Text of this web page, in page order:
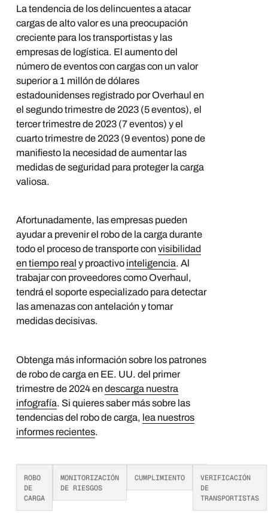
La tendencia de los delincuentes a atacar
cargas de alto valor es una preocupación
creciente para los transportistas y las
empresas de logística. El aumento del
número de eventos con cargas con un valor
superior a 1 millón de dólares
estadounidenses registrado por Overhaul en
el segundo trimestre de 2023 (5 eventos), el
tercer trimestre de 2023 (7 eventos) y el
cuarto trimestre de 2023 (9 eventos) pone de
manifiesto la necesidad de aumentar las
medidas de seguridad para proteger la carga
valiosa.
Afortunadamente, las empresas pueden
ayudar a prevenir el robo de la carga durante
todo el proceso de transporte convisibilidad
en tiempo real y proactivo inteligencia. Al
trabajar con proveedores como Overhaul,
tendrá el soporte especializado para detectar
las amenazas con antelación y tomar
medidas decisivas.
Obtenga más información sobre los patrones
de robo de carga en EE. UU. del primer
trimestre de 2024 endescarga nuestra
infografía. Si quieres saber más sobre las
tendencias del robo de carga, lea nuestros
informes recientes.
ROBO
DE
CARGA
MONITORIZACIÓN
DE RIESGOS
CUMPLIMIENTO
VERIFICACIÓN
DE
TRANSPORTISTAS